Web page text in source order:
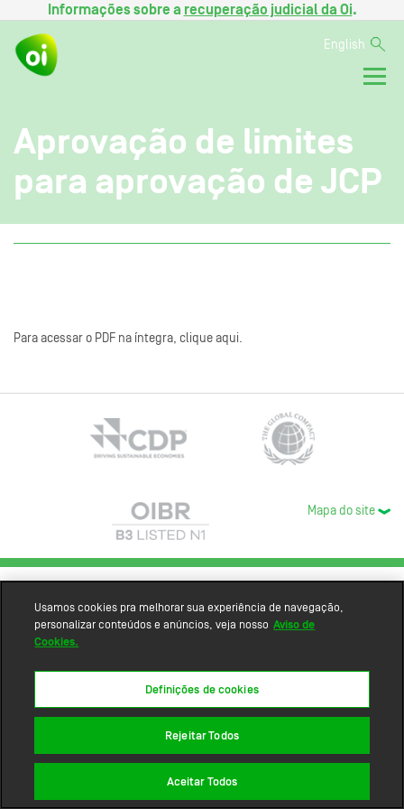
Informações sobre a recuperação judicial da Oi.
English
Aprovação de limites
para aprovação de JCP
Para acessar o PDF na íntegra, clique aqui.
Mapa do site
Usamos cookies pra melhorar sua experiência de navegação,
personalizar conteúdos e anúncios, veja nosso Aviso de
Cookies.
Definições de cookies
Rejeitar Todos
Aceitar Todos